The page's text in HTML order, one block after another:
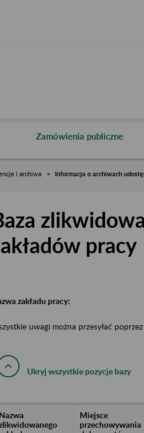
Zamówienia publiczne
i archiwa Informacja o archiwach
pracy
zakładu pracy:
uwagi można przesyłać poprzez
Ukryj wszystkie pozycje bazy
Nazwa
Miejsce
przechowywania